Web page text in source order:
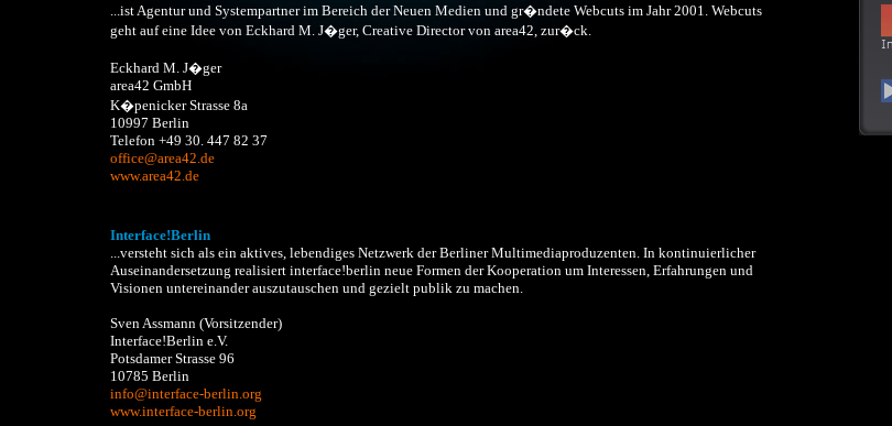
...ist Agentur und Systempartner im Bereich der Neuen Medien und gr�ndete Webcuts im Jahr 2001. Webcuts
geht auf eine Idee von Eckhard M. J�ger, Creative Director von area42, zur�ck.
Eckhard M. J�ger
area42 GmbH
K�penicker Strasse 8a
10997 Berlin
Telefon +49 30. 447 82 37
office@area42.de
www.area42.de
Interface!Berlin
...versteht sich als ein aktives, lebendiges Netzwerk der Berliner Multimediaproduzenten. In kontinuierlicher
Auseinandersetzung realisiert interface!berlin neue Formen der Kooperation um Interessen, Erfahrungen und
Visionen untereinander auszutauschen und gezielt publik zu machen.
Sven Assmann (Vorsitzender)
Interface!Berlin e.V.
Potsdamer Strasse 96
10785 Berlin
info@interface-berlin.org
www.interface-berlin.org